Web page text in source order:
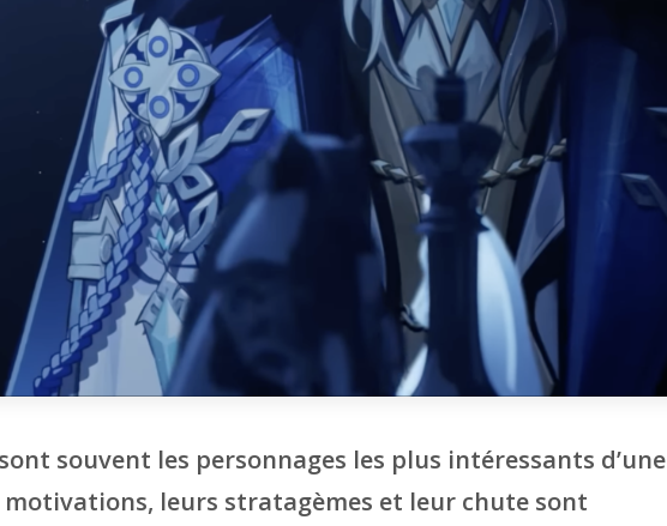
souvent les personnages les plus intéressants d’une
leurs stratagèmes et leur chute sont